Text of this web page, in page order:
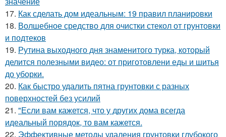
17. Как сделать дом идеальным: 19 правил планировки
18. Волшебное средство для очистки стекол от грунтовки
и подтеков
19. Рутина выходного дня знаменитого турка, который
делится полезными видео: от приготовлени еды и шитья
до уборки.
20. Как быстро удалить пятна грунтовки с разных
поверхностей без усилий
21. "Если вам кажется, что у других дома всегда
идеальный порядок, то вам кажется.
22. Эффективные методы удаления грунтовки глубокого